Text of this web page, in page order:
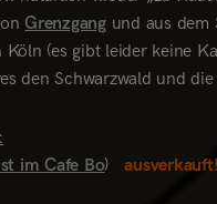
Grenzgangund aus dem
(es gibt leider keine
den Schwarzwald und
im Cafe Bo)